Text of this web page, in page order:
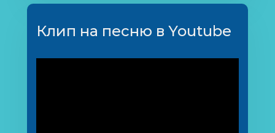
Клип на песню в Youtube